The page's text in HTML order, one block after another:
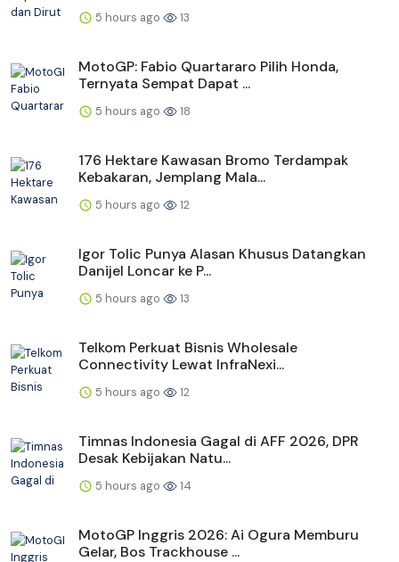
5 hours ago 13
MotoGP: Fabio Quartararo Pilih Honda,
Ternyata Sempat Dapat ...
5 hours ago 18
176 Hektare Kawasan Bromo Terdampak
Kebakaran, Jemplang Mala...
5 hours ago 12
Igor Tolic Punya Alasan Khusus Datangkan
Danijel Loncar ke P...
5 hours ago 13
Telkom Perkuat Bisnis Wholesale
Connectivity Lewat InfraNexi...
5 hours ago 12
Timnas Indonesia Gagal di AFF 2026, DPR
Desak Kebijakan Natu...
5 hours ago 14
MotoGP Inggris 2026: Ai Ogura Memburu
Gelar, Bos Trackhouse ...